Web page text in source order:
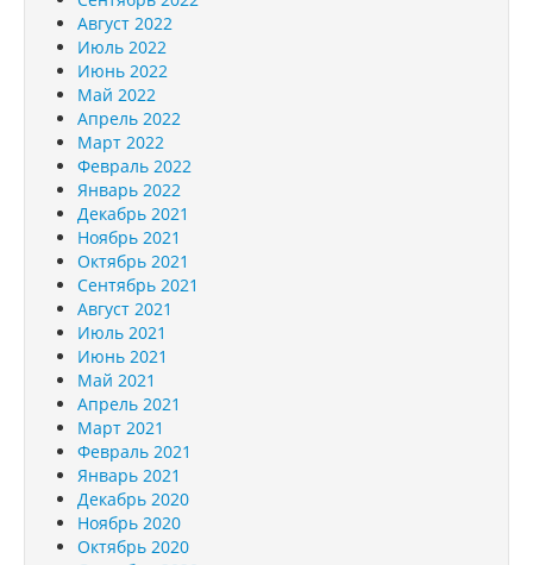
Август 2022
Июль 2022
Июнь 2022
Май 2022
Апрель 2022
Март 2022
Февраль 2022
Январь 2022
Декабрь 2021
Ноябрь 2021
Октябрь 2021
Сентябрь 2021
Август 2021
Июль 2021
Июнь 2021
Май 2021
Апрель 2021
Март 2021
Февраль 2021
Январь 2021
Декабрь 2020
Ноябрь 2020
Октябрь 2020